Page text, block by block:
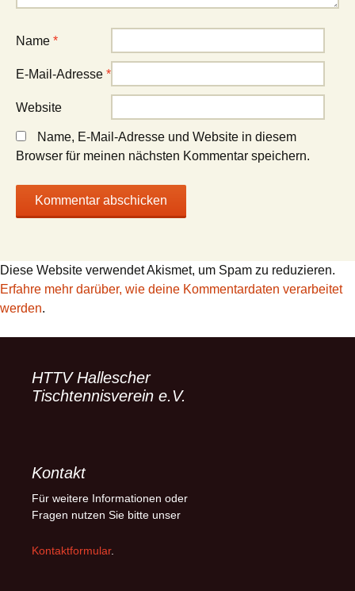
Name *
E-Mail-Adresse *
Website
Name, E-Mail-Adresse und Website in diesem
Browser für meinen nächsten Kommentar speichern.
Diese Website verwendet Akismet, um Spam zu reduzieren.
Erfahre mehr darüber, wie deine Kommentardaten verarbeitet
werden.
HTTV Hallescher
Tischtennisverein e.V.
Kontakt
Für weitere Informationen oder
Fragen nutzen Sie bitte unser
Kontaktformular.